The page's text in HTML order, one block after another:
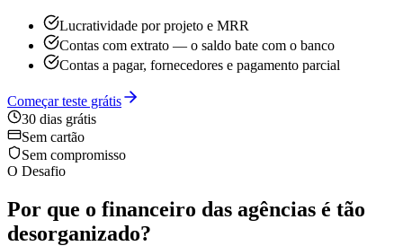
Lucratividade por projeto e MRR
Contas com extrato — o saldo bate com o banco
Contas a pagar, fornecedores e pagamento parcial
Começar teste grátis
30 dias grátis
Sem cartão
Sem compromisso
O Desafio
Por que o financeiro das agências é tão
desorganizado?